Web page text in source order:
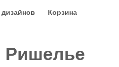
дизайнов Корзина
Ришелье